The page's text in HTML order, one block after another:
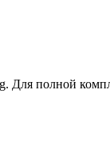
Для полной